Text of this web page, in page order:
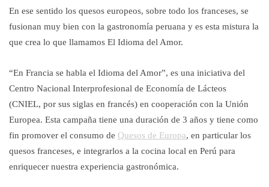
En ese sentido los quesos europeos, sobre todo los franceses, se
fusionan muy bien con la gastronomía peruana y es esta mistura la
que crea lo que llamamos El Idioma del Amor.
“En Francia se habla el Idioma del Amor”, es una iniciativa del
Centro Nacional Interprofesional de Economía de Lácteos
(CNIEL, por sus siglas en francés) en cooperación con la Unión
Europea. Esta campaña tiene una duración de 3 años y tiene como
fin promover el consumo de Quesos de Europa, en particular los
quesos franceses, e integrarlos a la cocina local en Perú para
enriquecer nuestra experiencia gastronómica.